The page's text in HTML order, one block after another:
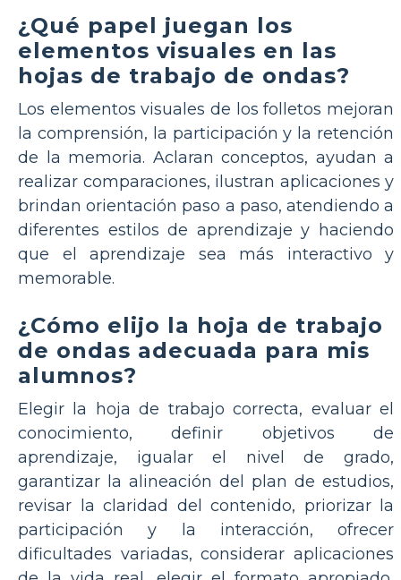
¿Qué papel juegan los
elementos visuales en las
hojas de trabajo de ondas?
Los elementos visuales de los folletos mejoran
la comprensión, la participación y la retención
de la memoria. Aclaran conceptos, ayudan a
realizar comparaciones, ilustran aplicaciones y
brindan orientación paso a paso, atendiendo a
diferentes estilos de aprendizaje y haciendo
que el aprendizaje sea más interactivo y
memorable.
¿Cómo elijo la hoja de trabajo
de ondas adecuada para mis
alumnos?
Elegir la hoja de trabajo correcta, evaluar el
conocimiento, definir objetivos de
aprendizaje, igualar el nivel de grado,
garantizar la alineación del plan de estudios,
revisar la claridad del contenido, priorizar la
participación y la interacción, ofrecer
dificultades variadas, considerar aplicaciones